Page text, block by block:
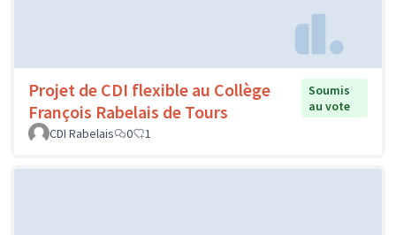
Projet de CDI flexible au Collège
François Rabelais de Tours
Soumis
au vote
CDI Rabelais
0 1